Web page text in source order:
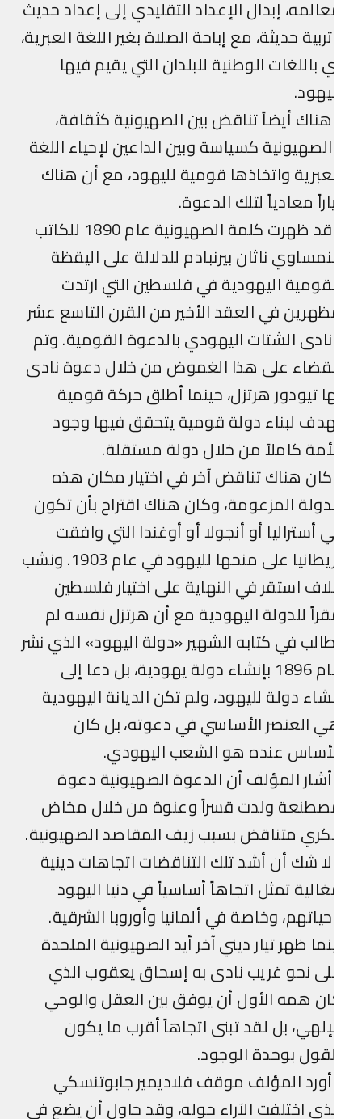
إبدال الإعداد التقليدي إلى إعداد حديث
حديثة، مع إباحة الصلاة بغير اللغة العبرية،
باللغات الوطنية للبلدان التي يقيم فيها
أيضاً تناقض بين الصهيونية كثقافة،
كسياسة وبين الداعين لإحياء اللغة
واتخاذها قومية لليهود، مع أن هناك
معادياً لتلك الدعوة.
وقد ظهرت كلمة الصهيونية عام 1890 للكاتب
ناثان بيرنبادم للدلالة على اليقظة
اليهودية في فلسطين التي ارتدت
في العقد الأخير من القرن التاسع عشر
الشتات اليهودي بالدعوة القومية. وتم
على هذا الغموض من خلال دعوة نادى
تيودور هرتزل، حينما أطلق حركة قومية
لبناء دولة قومية يتحقق فيها وجود
كاملاً من خلال دولة مستقلة.
هناك تناقض آخر في اختيار مكان هذه
المزعومة، وكان هناك اقتراح بأن تكون
أستراليا أو أنجولا أو أوغندا التي وافقت
بريطانيا على منحها لليهود في عام 1903. ونشب
استقر في النهاية على اختيار فلسطين
للدولة اليهودية مع أن هرتزل نفسه لم
في كتابه الشهير «دولة اليهود» الذي نشر
عام 1896 بإنشاء دولة يهودية، بل دعا إلى
دولة لليهود، ولم تكن الديانة اليهودية
العنصر الأساسي في دعوته، بل كان
عنده هو الشعب اليهودي.
المؤلف أن الدعوة الصهيونية دعوة
ولدت قسراً وعنوة من خلال مخاض
متناقض بسبب زيف المقاصد الصهيونية.
شك أن أشد تلك التناقضات اتجاهات دينية
تمثل اتجاهاً أساسياً في دنيا اليهود
وخاصة في ألمانيا وأوروبا الشرقية.
ظهر تيار ديني آخر أيد الصهيونية الملحدة
نحو غريب نادى به إسحاق يعقوب الذي
همه الأول أن يوفق بين العقل والوحي
بل لقد تبنى اتجاهاً أقرب ما يكون
بوحدة الوجود.
المؤلف موقف فلاديمير جابوتنسكي
اختلفت الآراء حوله، وقد حاول أن يضع في